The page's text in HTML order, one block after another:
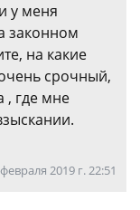
у меня
законном
на какие
срочный,
, где мне
2019 г. 22:51